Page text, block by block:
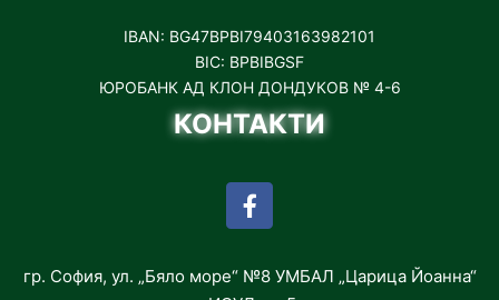
IBAN: BG47BPBI79403163982101
BIC: BPBIBGSF
ЮРОБАНК АД КЛОН ДОНДУКОВ № 4-6
КОНТАКТИ
гр. София, ул. „Бяло море“ №8 УМБАЛ „Царица Йоанна“